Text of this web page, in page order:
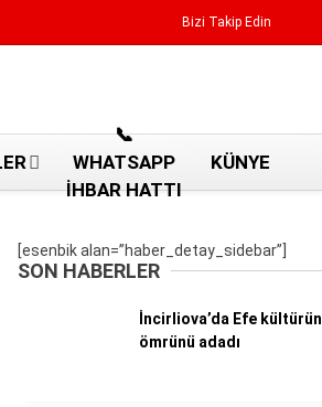
Bizi Takip Edin
📞
WHATSAPP
İHBAR HATTI
KÜNYE
[esenbik alan=”haber_detay_sidebar”]
SON HABERLER
İncirliova’da Efe
ömrünü adadı